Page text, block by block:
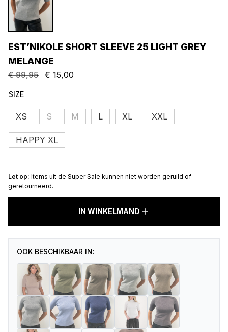
EST’NIKOLE SHORT SLEEVE 25 LIGHT GREY
MELANGE
€99,95 € 15,00
SIZE
XS S M L XL XXL
HAPPY XL
Let op: Items uit de Super Sale kunnen niet worden geruild of
geretourneerd.
Est’Nikole
25
Light
Grey
aantal
IN WINKELMAND
OOK BESCHIKBAAR IN: